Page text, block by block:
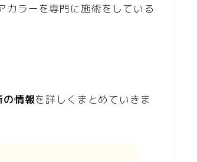
カラーを専門に施術をしている
情報を詳しくまとめていきま